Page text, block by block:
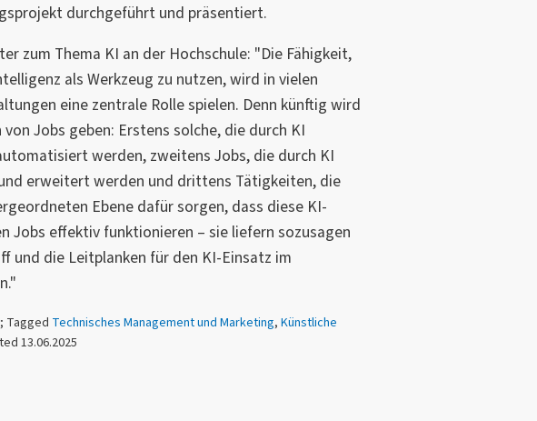
durchgeführt und präsentiert.
zum Thema KI an der Hochschule: "Die Fähigkeit,
als Werkzeug zu nutzen, wird in vielen
eine zentrale Rolle spielen. Denn künftig wird
Jobs geben: Erstens solche, die durch KI
werden, zweitens Jobs, die durch KI
erweitert werden und drittens Tätigkeiten, die
Ebene dafür sorgen, dass diese KI-
Jobs effektiv funktionieren – sie liefern sozusagen
und die Leitplanken für den KI-Einsatz im
; Tagged Technisches Management und Marketing, Künstliche
13.06.2025